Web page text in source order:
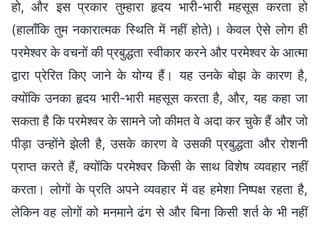
हो, और इस प्रकार तुम्हारा हृदय भारी-भारी महसूस करता हो
(हालाँकि तुम नकारात्मक स्थिति में नहीं होते)। केवल ऐसे लोग ही
परमेश्वर के वचनों की प्रबुद्धता स्वीकार करने और परमेश्वर के आत्मा
द्वारा प्रेरित किए जाने के योग्य हैं। यह उनके बोझ के कारण है,
क्योंकि उनका हृदय भारी-भारी महसूस करता है, और, यह कहा जा
सकता है कि परमेश्वर के सामने जो कीमत वे अदा कर चुके हैं और जो
पीड़ा उन्होंने झेली है, उसके कारण वे उसकी प्रबुद्धता और रोशनी
प्राप्त करते हैं, क्योंकि परमेश्वर किसी के साथ विशेष व्यवहार नहीं
करता। लोगों के प्रति अपने व्यवहार में वह हमेशा निष्पक्ष रहता है,
लेकिन वह लोगों को मनमाने ढंग से और बिना किसी शर्त के भी नहीं